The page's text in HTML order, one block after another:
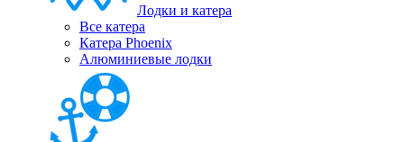
Лодки и катера
Все катера
Катера Phoenix
Алюминиевые лодки